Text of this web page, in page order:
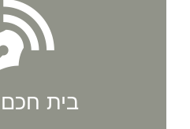
בית